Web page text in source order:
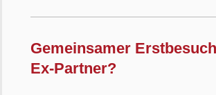
Gemeinsamer
Ex-Partner?